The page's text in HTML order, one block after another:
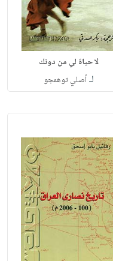
لا حياة لي من دونك
لـأصلي توهمجو